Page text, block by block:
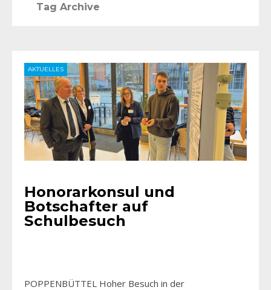
Tag Archive
AKTUELLES
Honorarkonsul und
Botschafter auf
Schulbesuch
POPPENBÜTTEL Hoher Besuch in der